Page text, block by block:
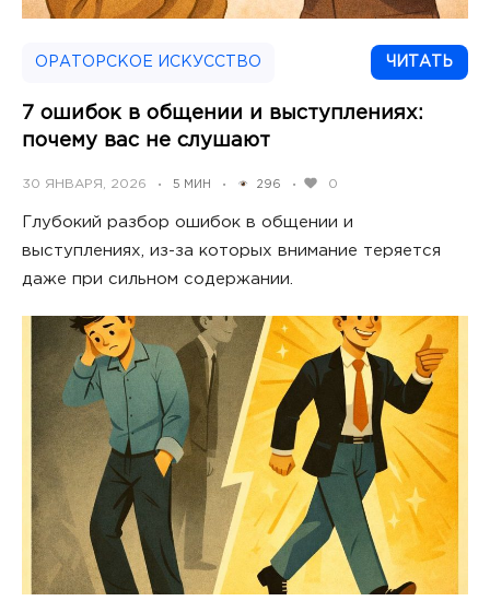
ОРАТОРСКОЕ ИСКУССТВО ЧИТАТЬ
7 ошибок в общении и выступлениях:
почему вас не слушают
POSTED
30 ЯНВАРЯ, 2026 • 5 МИН • 296 • 0
Глубокий разбор ошибок в общении и
выступлениях, из-за которых внимание теряется
даже при сильном содержании.